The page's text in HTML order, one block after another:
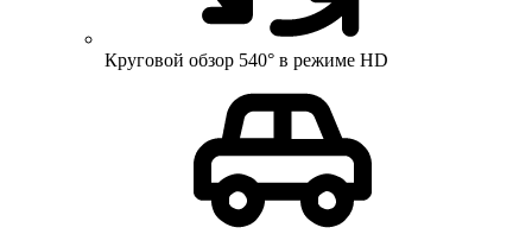
Круговой обзор 540° в режиме HD